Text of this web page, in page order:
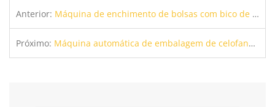
Anterior: Máquina de enchimento de bolsas com bico de alta eficiência | Dosagem Automática & Vedação para líquido & Colar produtos
Próximo: Máquina automática de embalagem de celofane | Equipamento de embalagem de caixa de filme transparente 3D